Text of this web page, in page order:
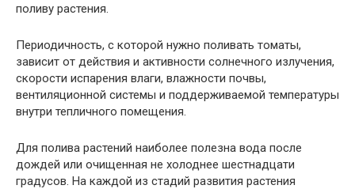
поливу растения.
Периодичность, с которой нужно поливать томаты,
зависит от действия и активности солнечного излучения,
скорости испарения влаги, влажности почвы,
вентиляционной системы и поддерживаемой температуры
внутри тепличного помещения.
Для полива растений наиболее полезна вода после
дождей или очищенная не холоднее шестнадцати
градусов. На каждой из стадий развития растения